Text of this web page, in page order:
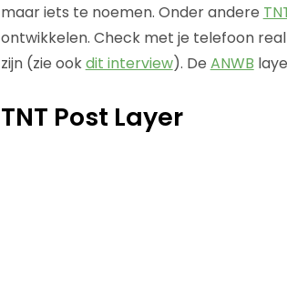
maar iets te noemen. Onder andere
ontwikkelen. Check met je telefoon
zijn (zie ookdit interview). De ANWB
TNT Post Layer